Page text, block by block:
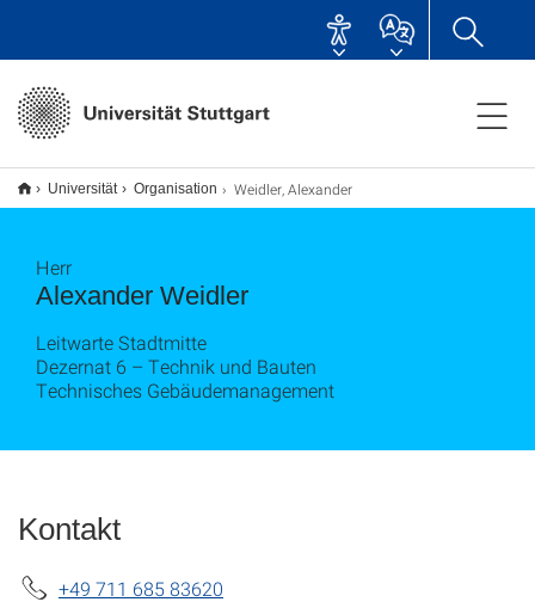
Universität Organisation Weidler, Alexander
Alexander Weidler
Herr
Leitwarte Stadtmitte
Dezernat 6 – Technik und Bauten
Technisches Gebäudemanagement
Kontakt
+49 711 685 83620